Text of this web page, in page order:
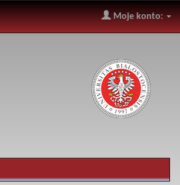
Moje konto: